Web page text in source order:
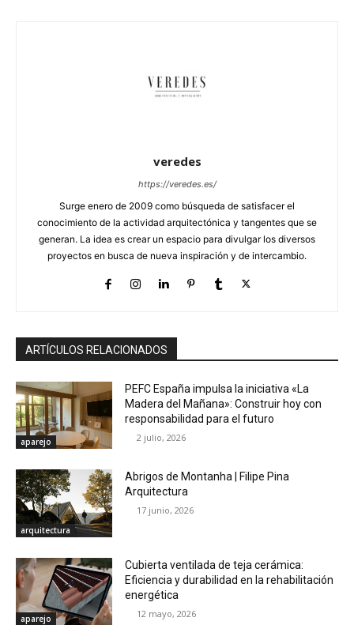
veredes
https://veredes.es/
Surge enero de 2009 como búsqueda de satisfacer el
conocimiento de la actividad arquitectónica y tangentes que se
generan. La idea es crear un espacio para divulgar los diversos
proyectos en busca de nueva inspiración y de intercambio.
ARTÍCULOS RELACIONADOS
aparejo
PEFC España impulsa la iniciativa «La
Madera del Mañana»: Construir hoy con
responsabilidad para el futuro
2 julio, 2026
arquitectura
Abrigos de Montanha | Filipe Pina
Arquitectura
17 junio, 2026
aparejo
Cubierta ventilada de teja cerámica:
Eficiencia y durabilidad en la rehabilitación
energética
12 mayo, 2026